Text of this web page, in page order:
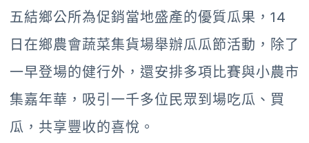
五結鄉公所為促銷當地盛產的優質瓜果，14
日在鄉農會蔬菜集貨場舉辦瓜瓜節活動，除了
一早登場的健行外，還安排多項比賽與小農市
集嘉年華，吸引一千多位民眾到場吃瓜、買
瓜，共享豐收的喜悅。